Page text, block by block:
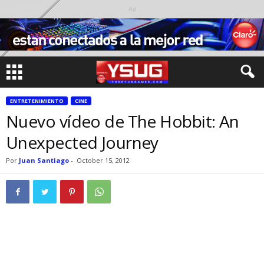
Ad
ENTRETENIMIENTO CINE
Nuevo vídeo de The Hobbit: An
Unexpected Journey
Por Juan Santiago - October 15, 2012